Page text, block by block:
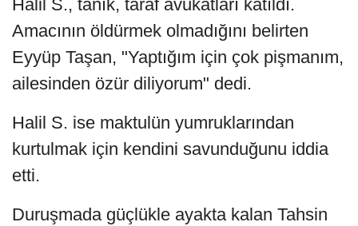
Halil S., tanık, taraf avukatları katıldı.
Amacının öldürmek olmadığını belirten
Eyyüp Taşan, "Yaptığım için çok pişmanım,
ailesinden özür diliyorum" dedi.
Halil S. ise maktulün yumruklarından
kurtulmak için kendini savunduğunu iddia
etti.
Duruşmada güçlükle ayakta kalan Tahsin